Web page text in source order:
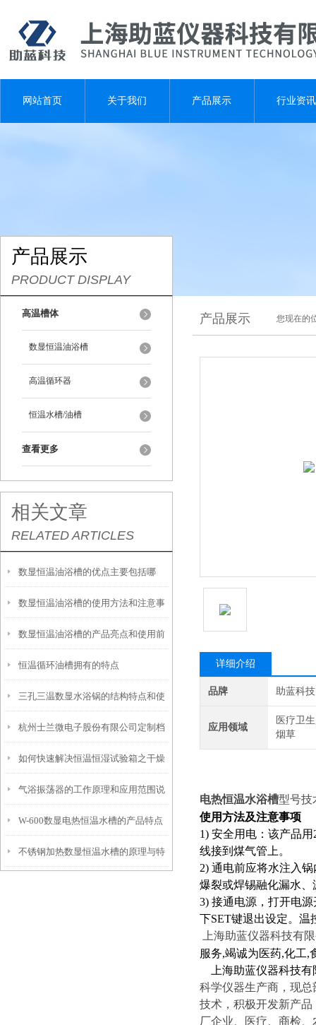
网站首页 关于我们 产品展示 行业资讯
产品展示
PRODUCT DISPLAY
高温槽体
数显恒温油浴槽
高温循环器
恒温水槽/油槽
查看更多
相关文章
RELATED ARTICLES
数显恒温油浴槽的优点主要包括哪
些？
数显恒温油浴槽的使用方法和注意事
项
数显恒温油浴槽的产品亮点和使用前
安全须知
恒温循环油槽拥有的特点
三孔三温数显水浴锅的结构特点和使
用步骤
杭州士兰微电子股份有限公司定制档
案-恒温槽80L
如何快速解决恒温恒湿试验箱之干燥
过滤器失效的问题
气浴振荡器的工作原理和应用范围说
明
W-600数显电热恒温水槽的产品特点
和工作程序
不锈钢加热数显恒温水槽的原理与特
产品展示 您现在的
详细介绍
品牌 助蓝科技
应用领域
医疗卫
烟草
电热恒温水浴槽型号技
使用方法及注意事项
1) 安全用电：该产品
线接到煤气管上。
2) 通电前应将水注入
爆裂或焊锡融化漏水、
3) 接通电源，打开电
下SET键退出设定。温
上海助蓝仪器科技有
服务,竭诚为医药,化工,
上海助蓝仪器科技有
科学仪器生产商，现
技术，积极开发新产
厂企业、医疗、商检